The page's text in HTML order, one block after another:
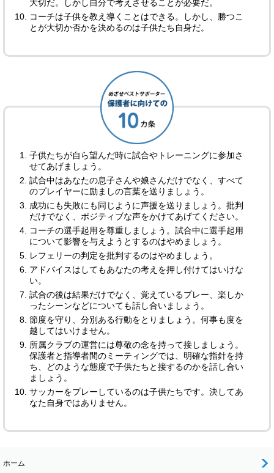
大切だ。しかし自分で考えさせることが必要だ。
コーチは子供を教え導くことはできる。しかし、勝つこ
とが大切か否かを決めるのは子供たち自身だ。
子供たちが自ら望んだ時に試合やトレーニングに参加さ
せてあげましょう。
試合中はあなたの息子さんや娘さんだけでなく、すべて
のプレイヤーに励ましの言葉を送りましょう。
成功にも失敗にも同じように声援を送りましょう。批判
だけでなく、ポジティブな声をかけてあげてください。
コーチの選手起用を尊重しましょう。試合中に選手起用
について影響を与えようとするのはやめましょう。
レフェリーの判定を批判するのはやめましょう。
アドバイスはしてもあなたの考えを押し付けてはいけな
い。
試合の後は結果だけでなく、覚えているプレー、楽しか
ったシーンなどについても話し合いましょう。
節度を守り、分別ある行動をとりましょう。何事も度を
越してはいけません。
所属クラブの運営には尊敬の念を持って接しましょう。
保護者と指導者間のミーティングでは、明確な指針を持
ち、どのような態度で子供たちと接するのかを話し合い
ましょう。
サッカーをプレーしているのは子供たちです。決してあ
なた自身ではありません。
ホーム